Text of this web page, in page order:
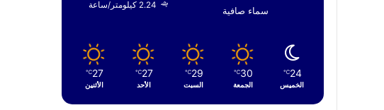
سماء صافية
2.24 كيلومتر/ساعة
24
℃
الخميس
30
℃
الجمعة
29
℃
السبت
27
℃
الأحد
27
℃
الأثنين